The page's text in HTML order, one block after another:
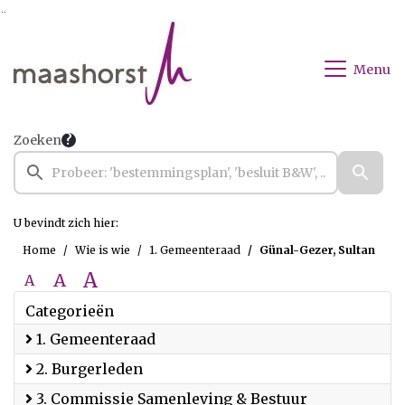
Ga naar de inhoud van deze pagina
Menu
Zoeken
U bevindt zich hier:
Home
Wie is wie 1. Gemeenteraad Günal-Gezer, Sultan
A A A
Categorieën
1. Gemeenteraad
2. Burgerleden
3. Commissie Samenleving & Bestuur